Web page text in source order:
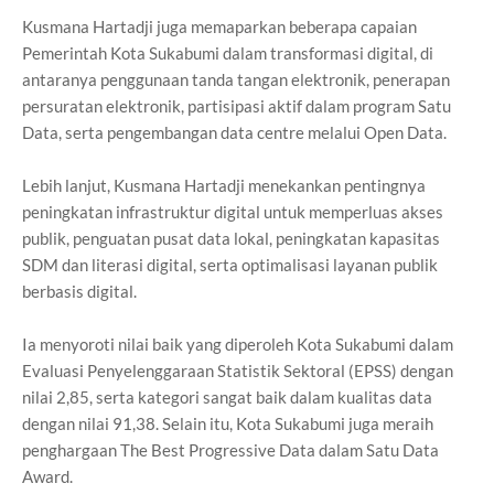
Kusmana Hartadji juga memaparkan beberapa capaian
Pemerintah Kota Sukabumi dalam transformasi digital, di
antaranya penggunaan tanda tangan elektronik, penerapan
persuratan elektronik, partisipasi aktif dalam program Satu
Data, serta pengembangan data centre melalui Open Data.
Lebih lanjut, Kusmana Hartadji menekankan pentingnya
peningkatan infrastruktur digital untuk memperluas akses
publik, penguatan pusat data lokal, peningkatan kapasitas
SDM dan literasi digital, serta optimalisasi layanan publik
berbasis digital.
Ia menyoroti nilai baik yang diperoleh Kota Sukabumi dalam
Evaluasi Penyelenggaraan Statistik Sektoral (EPSS) dengan
nilai 2,85, serta kategori sangat baik dalam kualitas data
dengan nilai 91,38. Selain itu, Kota Sukabumi juga meraih
penghargaan The Best Progressive Data dalam Satu Data
Award.